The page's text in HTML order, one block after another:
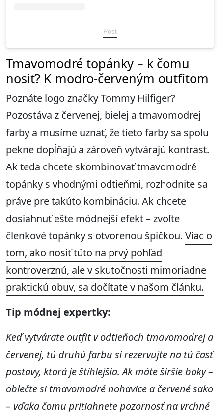
Post
Tmavomodré topánky – k čomu
nosiť? K modro-červeným outfitom
Poznáte logo značky Tommy Hilfiger?
Pozostáva z červenej, bielej a tmavomodrej
farby a musíme uznať, že tieto farby sa spolu
pekne dopĺňajú a zároveň vytvárajú kontrast.
Ak teda chcete skombinovať tmavomodré
topánky s vhodnými odtieňmi, rozhodnite sa
práve pre takúto kombináciu. Ak chcete
dosiahnuť ešte módnejší efekt – zvoľte
členkové topánky s otvorenou špičkou. Viac o
tom, ako nosiť túto na prvý pohľad
kontroverznú, ale v skutočnosti mimoriadne
praktickú obuv, sa dočítate v našom článku.
Tip módnej expertky:
Keď vytvárate outfit v odtieňoch tmavomodrej a
červenej, tú druhú farbu si rezervujte na tú časť
postavy, ktorá je štíhlejšia. Ak máte širšie boky –
oblečte si tmavomodré nohavice a červené sako
– vďaka čomu pritiahnete pozornosť na vrchné